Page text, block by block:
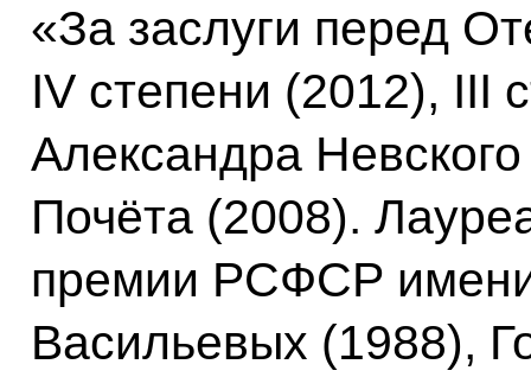
«За заслуги перед
IV степени (2012), III
Александра
Почёта (2008).
премии РСФСР
Васильевых (1988),